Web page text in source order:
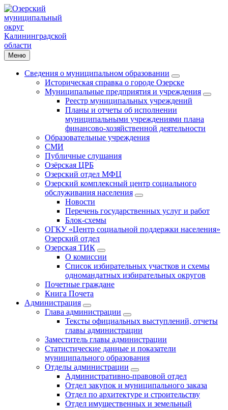
Меню
Сведения о муниципальном образовании
Историческая справка о городе Озерске
Муниципальные предприятия и учреждения
Реестр муниципальных учреждений
Планы и отчеты об исполнении
муниципальными учреждениями плана
финансово-хозяйственной деятельности
Образовательные учреждения
СМИ
Публичные слушания
Озёрская ЦРБ
Озерский отдел МФЦ
Озерский комплексный центр социального
обслуживания населения
Новости
Перечень государственных услуг и работ
Блок-схемы
ОГКУ «Центр социальной поддержки населения»
Озерский отдел
Озерская ТИК
О комиссии
Список избирательных участков и схемы
одномандатных избирательных округов
Почетные граждане
Книга Почета
Администрация
Глава администрации
Тексты официальных выступлений, отчеты
главы администрации
Заместитель главы администрации
Статистические данные и показатели
муниципального образования
Отделы администрации
Административно-правовой отдел
Отдел закупок и муниципального заказа
Отдел по архитектуре и строительству
Отдел имущественных и земельный